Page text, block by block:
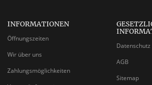
INFORMATIONEN
Öffnungszeiten
Wir über uns
Zahlungsmöglichkeiten
Datenschutz
AGB
Sitemap